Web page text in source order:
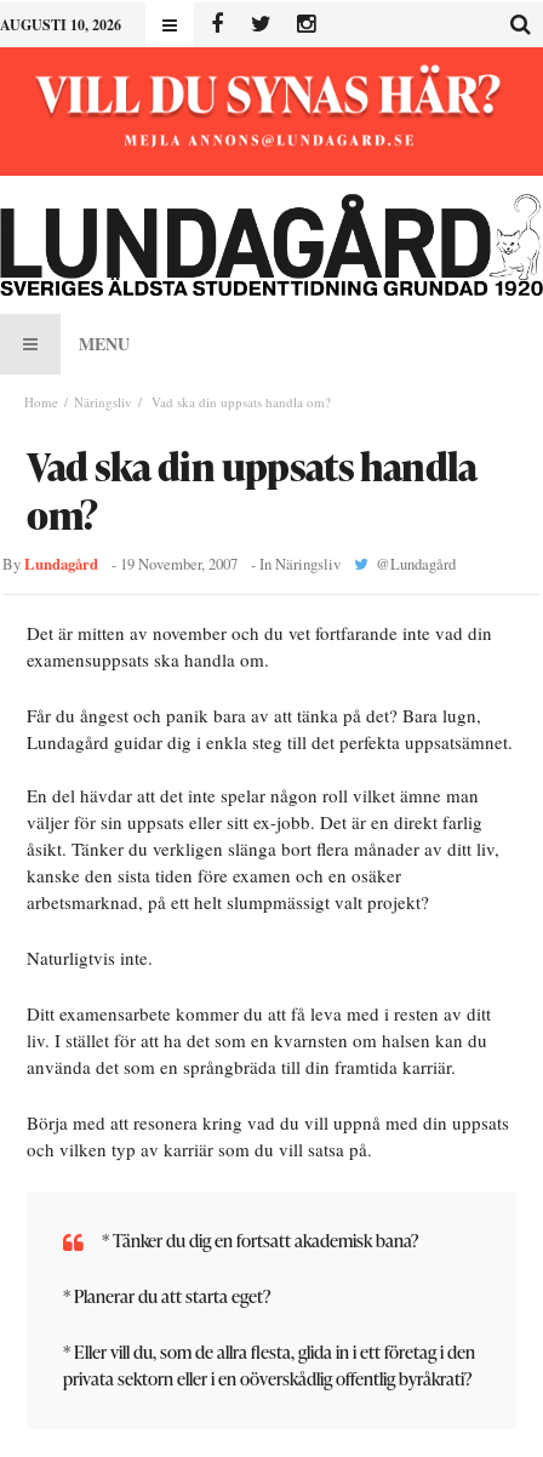
AUGUSTI 10, 2026
MENU
Home Näringsliv Vad ska din uppsats handla om?
Vad ska din uppsats handla
om?
ByLundagård - 19 November, 2007 - InNäringsliv @Lundagård
Det är mitten av november och du vet fortfarande inte vad din
examensuppsats ska handla om.
Får du ångest och panik bara av att tänka på det? Bara lugn,
Lundagård guidar dig i enkla steg till det perfekta uppsatsämnet.
En del hävdar att det inte spelar någon roll vilket ämne man
väljer för sin uppsats eller sitt ex-jobb. Det är en direkt farlig
åsikt. Tänker du verkligen slänga bort flera månader av ditt liv,
kanske den sista tiden före examen och en osäker
arbetsmarknad, på ett helt slumpmässigt valt projekt?
Naturligtvis inte.
Ditt examensarbete kommer du att få leva med i resten av ditt
liv. I stället för att ha det som en kvarnsten om halsen kan du
använda det som en språngbräda till din framtida karriär.
Börja med att resonera kring vad du vill uppnå med din uppsats
och vilken typ av karriär som du vill satsa på.
* Tänker du dig en fortsatt akademisk bana?
* Planerar du att starta eget?
* Eller vill du, som de allra flesta, glida in i ett företag i den
privata sektorn eller i en oöverskådlig offentlig byråkrati?